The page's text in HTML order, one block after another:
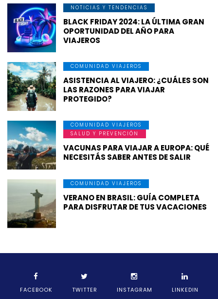
NOTICIAS Y TENDENCIAS
BLACK FRIDAY 2024: LA ÚLTIMA GRAN
OPORTUNIDAD DEL AÑO PARA
VIAJEROS
COMUNIDAD VIAJEROS
ASISTENCIA AL VIAJERO: ¿CUÁLES SON
LAS RAZONES PARA VIAJAR
PROTEGIDO?
COMUNIDAD VIAJEROS
SALUD Y PREVENCIÓN
VACUNAS PARA VIAJAR A EUROPA: QUÉ
NECESITÁS SABER ANTES DE SALIR
COMUNIDAD VIAJEROS
VERANO EN BRASIL: GUÍA COMPLETA
PARA DISFRUTAR DE TUS VACACIONES
FACEBOOK TWITTER INSTAGRAM LINKEDIN